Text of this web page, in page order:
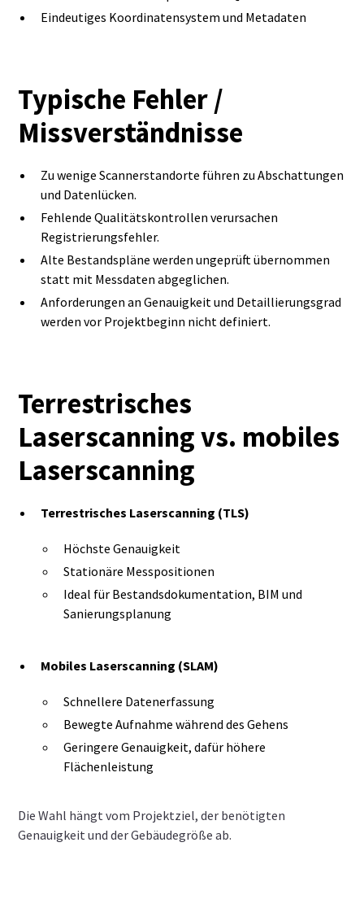
Eindeutiges Koordinatensystem und Metadaten
Typische Fehler /
Missverständnisse
Zu wenige Scannerstandorte führen zu Abschattungen
und Datenlücken.
Fehlende Qualitätskontrollen verursachen
Registrierungsfehler.
Alte Bestandspläne werden ungeprüft übernommen
statt mit Messdaten abgeglichen.
Anforderungen an Genauigkeit und Detaillierungsgrad
werden vor Projektbeginn nicht definiert.
Terrestrisches
Laserscanning vs. mobiles
Laserscanning
Terrestrisches Laserscanning (TLS)
Höchste Genauigkeit
Stationäre Messpositionen
Ideal für Bestandsdokumentation, BIM und
Sanierungsplanung
Mobiles Laserscanning (SLAM)
Schnellere Datenerfassung
Bewegte Aufnahme während des Gehens
Geringere Genauigkeit, dafür höhere
Flächenleistung
Die Wahl hängt vom Projektziel, der benötigten
Genauigkeit und der Gebäudegröße ab.